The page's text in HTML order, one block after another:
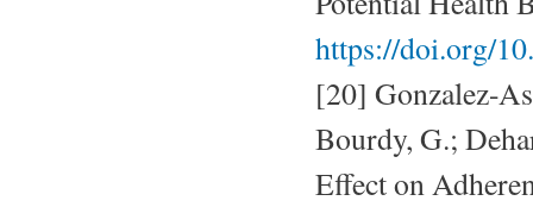
https://doi.org/
[20] Gonzalez-
Bourdy, G.;
Effect on